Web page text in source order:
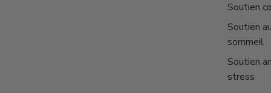
Soutien
Soutien
sommeil
Soutien
stress